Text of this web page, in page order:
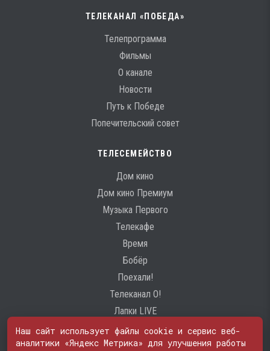
ТЕЛЕКАНАЛ «ПОБЕДА»
Телепрограмма
Фильмы
О канале
Новости
Путь к Победе
Попечительский совет
ТЕЛЕСЕМЕЙСТВО
Дом кино
Дом кино Премиум
Музыка Первого
Телекафе
Время
Бобёр
Поехали!
Телеканал О!
Лапки LIVE
Наш сайт использует файлы cookie и сервис веб-
аналитики «Яндекс Метрика» для улучшения работы